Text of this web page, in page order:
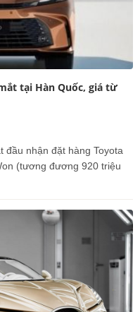
tại Hàn Quốc, giá từ
đầu nhận đặt hàng Toyota
(tương đương 920 triệu